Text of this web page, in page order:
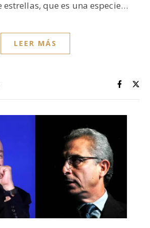
estrellas, que es una especie…
LEER MÁS